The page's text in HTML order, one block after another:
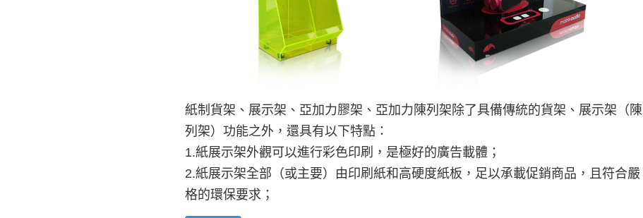
紙制貨架、展示架、亞加力膠架、亞加力陳列架除了具備傳統的貨架、展示架（陳
列架）功能之外，還具有以下特點：
1.紙展示架外觀可以進行彩色印刷，是極好的廣告載體；
2.紙展示架全部（或主要）由印刷紙和高硬度紙板，足以承載促銷商品，且符合嚴
格的環保要求；